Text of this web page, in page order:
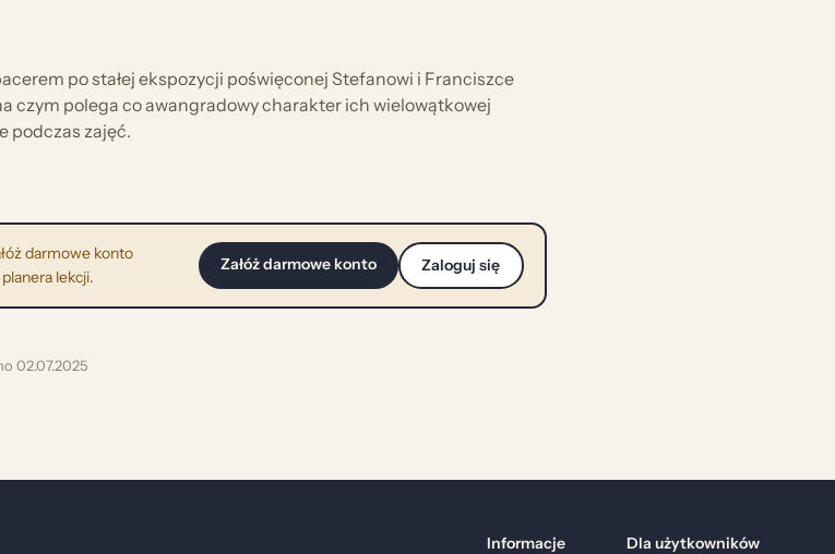
po stałej ekspozycji poświęconej Stefanowi i Franciszce
czym polega co awangradowy charakter ich wielowątkowej
podczas zajęć.
darmowe konto
lekcji.
Załóż darmowe konto Zaloguj się
02.07.2025
Informacje Dla użytkowników